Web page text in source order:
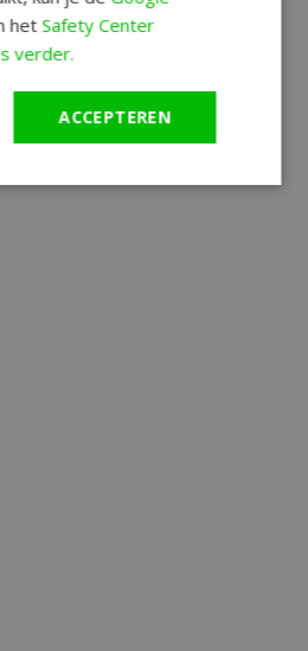
hetSafety Center
verder.
ACCEPTEREN